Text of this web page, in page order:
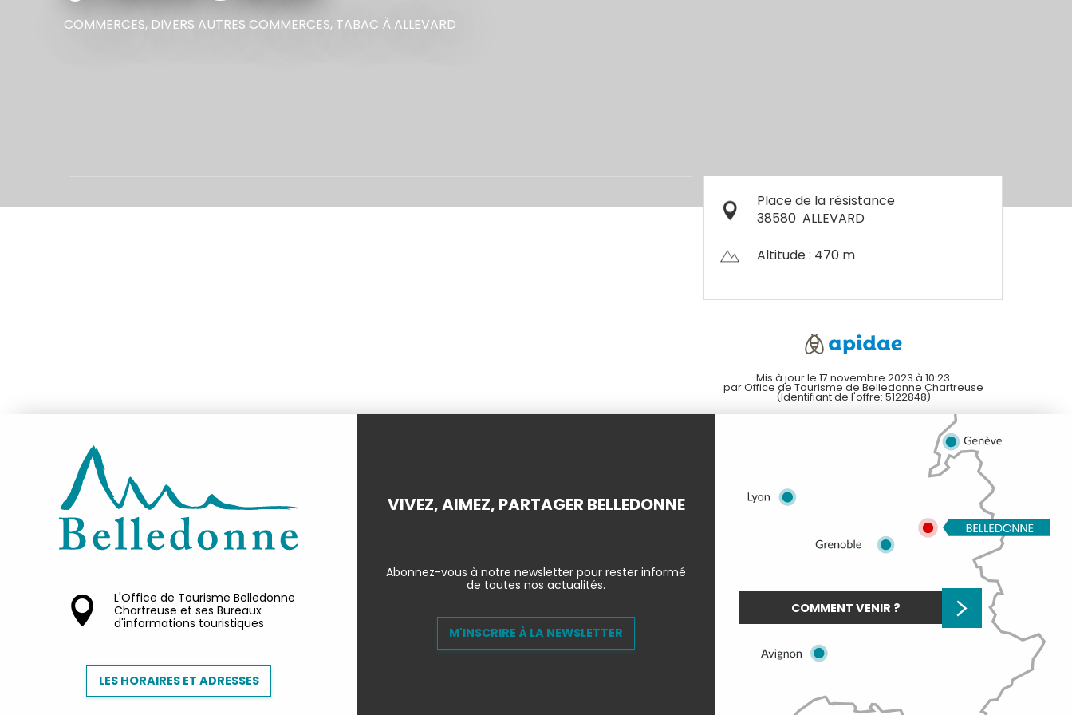
COMMERCES, DIVERS AUTRES COMMERCES, TABAC À ALLEVARD
Place de la résistance
38580 ALLEVARD
Altitude : 470 m
Mis à jour le 17 novembre 2023 à 10:23
par Office de Tourisme de Belledonne Chartreuse
(Identifiant de l'offre: 5122848)
L'Office de Tourisme Belledonne
Chartreuse et ses Bureaux
d'informations touristiques
LES HORAIRES ET ADRESSES
VIVEZ, AIMEZ, PARTAGER BELLEDONNE
Abonnez-vous à notre newsletter pour rester informé
de toutes nos actualités.
M'INSCRIRE À LA NEWSLETTER
COMMENT VENIR ?